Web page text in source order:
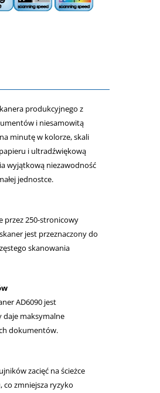
produkcyjnego z
i niesamowitą
minutę w kolorze, skali
i ultradźwiękową
wyjątkową niezawodność
jednostce.
przez 250-stronicowy
jest przeznaczony do
skanowania
AD6090 jest
daje maksymalne
dokumentów.
zacięć na ścieżce
co zmniejsza ryzyko